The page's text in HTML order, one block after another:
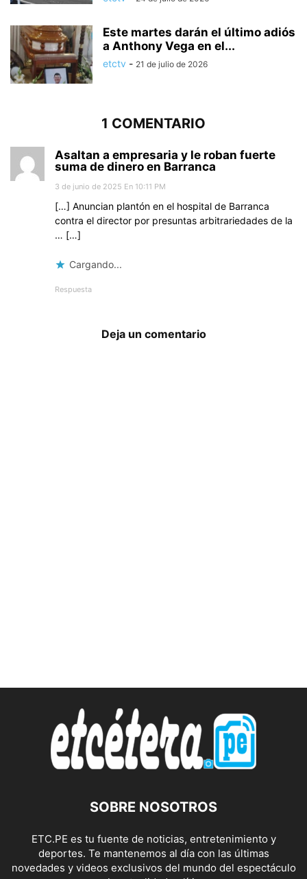
Este martes darán el último adiós
a Anthony Vega en el...
etctv - 21 de julio de 2026
1 COMENTARIO
Asaltan a empresaria y le roban fuerte
suma de dinero en Barranca
3 de junio de 2025 En 10:11 PM
[…] Anuncian plantón en el hospital de Barranca
contra el director por presuntas arbitrariedades de la
… […]
Cargando...
Respuesta
Deja un comentario
SOBRE NOSOTROS
ETC.PE es tu fuente de noticias, entretenimiento y
deportes. Te mantenemos al día con las últimas
novedades y videos exclusivos del mundo del espectáculo